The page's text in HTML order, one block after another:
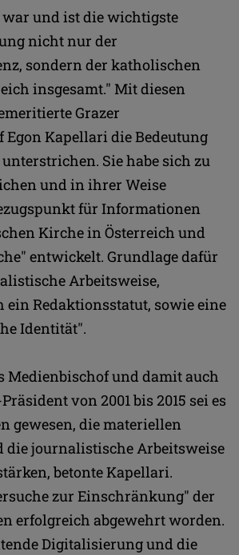
war und ist die wichtigste
nicht nur der
sondern der katholischen
insgesamt." Mit diesen
Grazer
Egon Kapellari die Bedeutung
Sie habe sich zu
und in ihrer Weise
für Informationen
Kirche in Österreich und
entwickelt. Grundlage dafür
Arbeitsweise,
Redaktionsstatut, sowie eine
Identität".
Medienbischof und damit auch
von 2001 bis 2015 sei es
gewesen, die materiellen
die journalistische Arbeitsweise
betonte Kapellari.
zur Einschränkung" der
erfolgreich abgewehrt worden.
Digitalisierung und die